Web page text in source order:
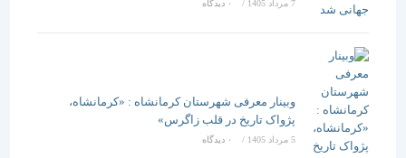
/ ۰ دیدگاه
وبینار معرفی شهرستان کرمانشاه : «کرمانشاه،
پژواک تاریخ در قلب زاگرس»
5 مرداد 1405 / ۰ دیدگاه